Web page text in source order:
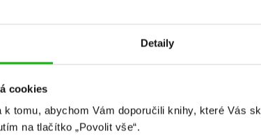
Detaily
cookies
k tomu, abychom Vám doporučili knihy, které Vás
na tlačítko „Povolit vše“.